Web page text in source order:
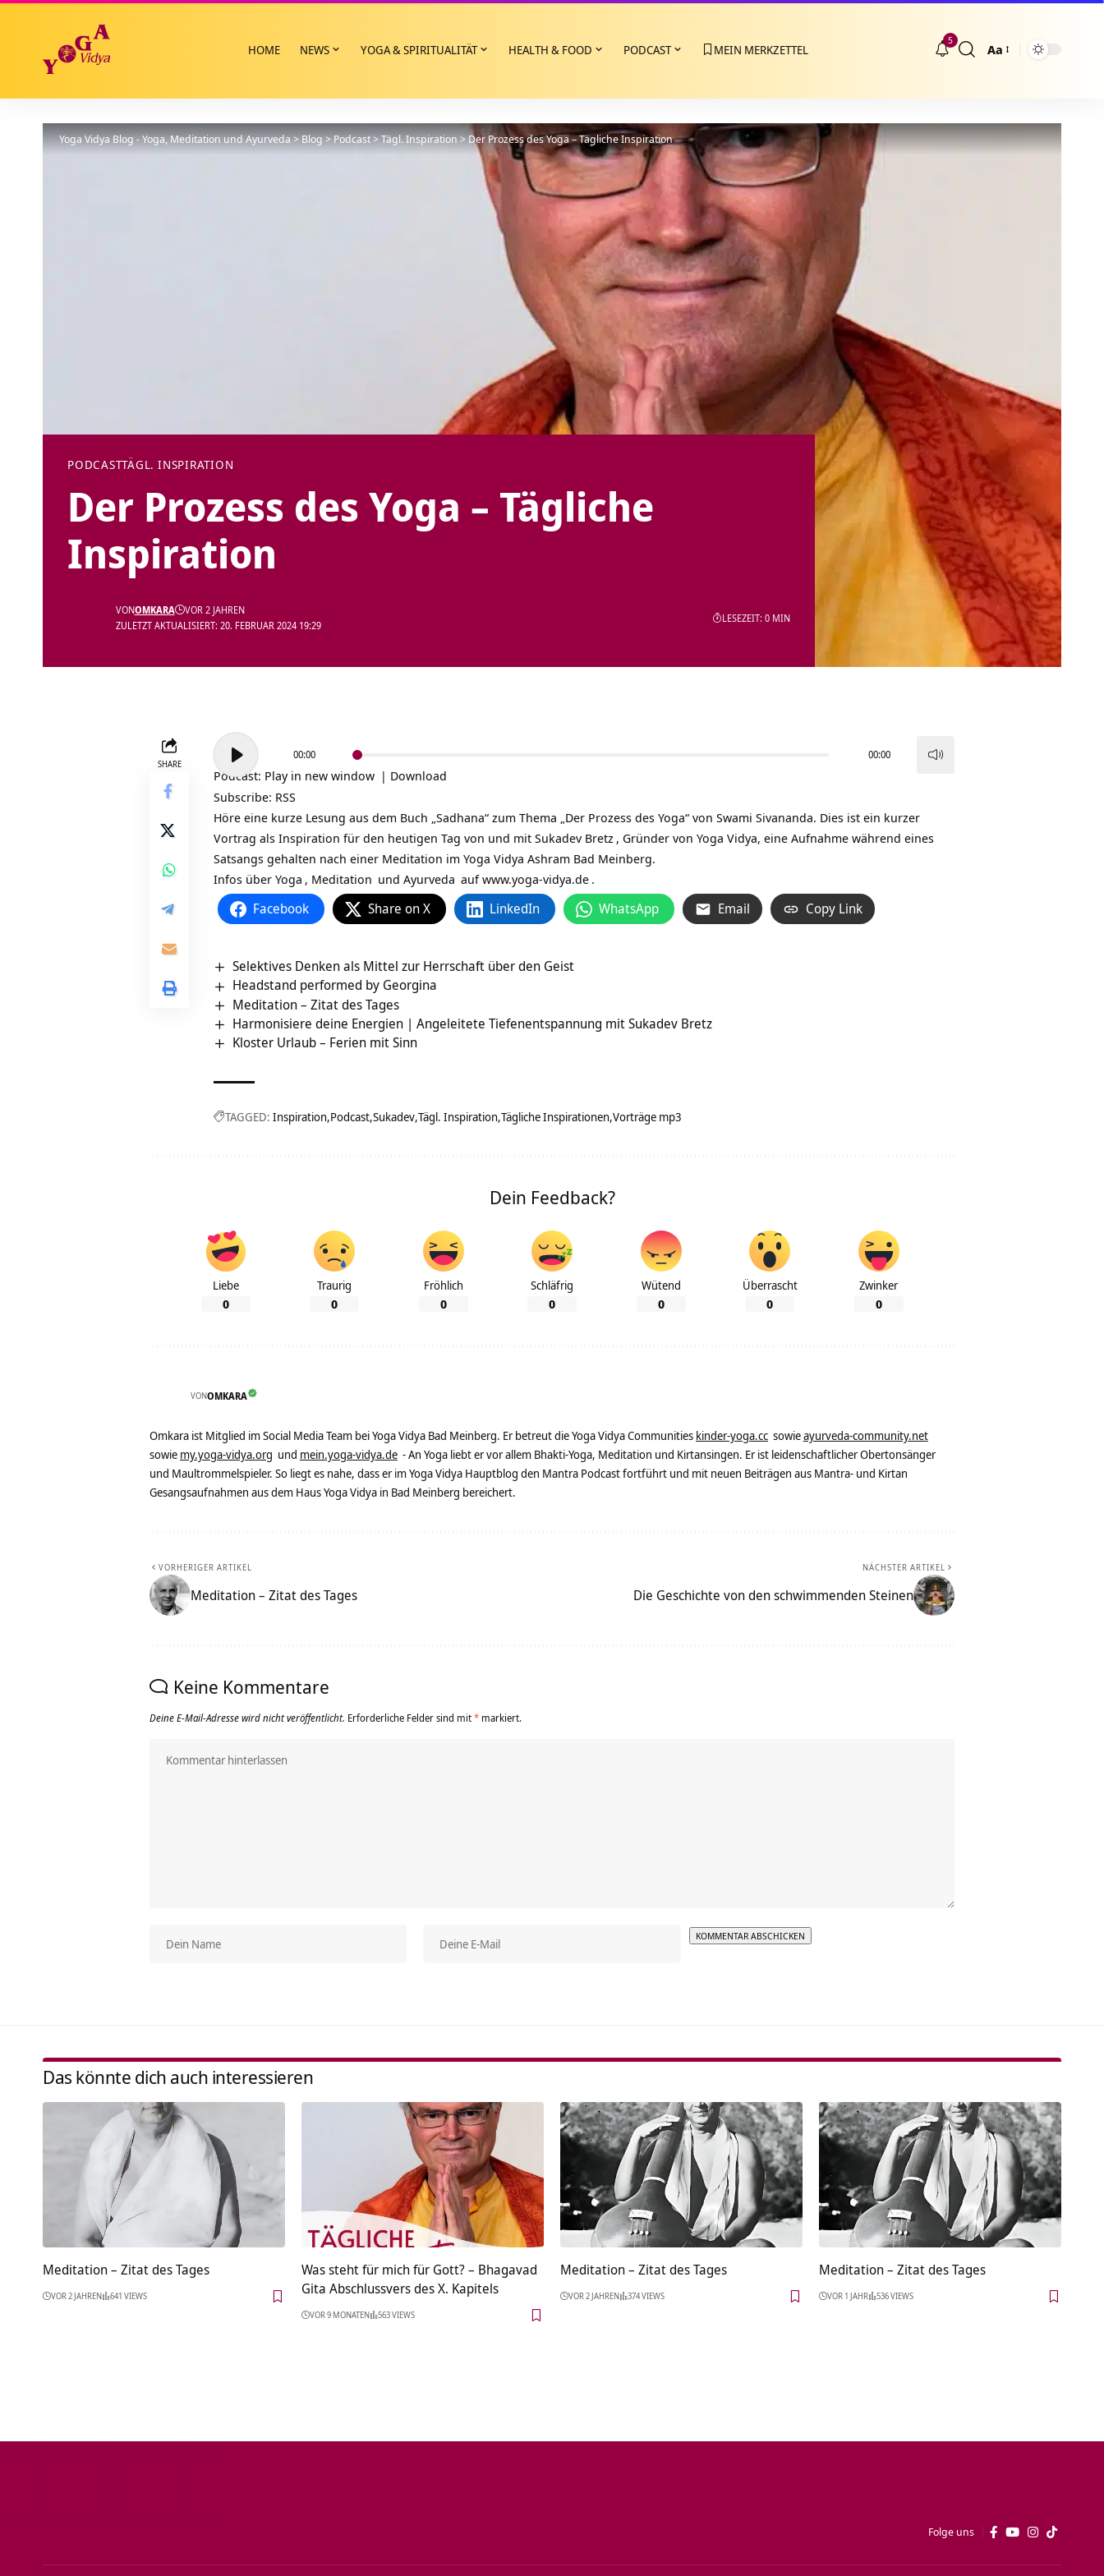
HOME NEWS YOGA & SPIRITUALITÄT HEALTH & FOOD PODCAST MEIN MERKZETTEL
5
Größenänderung
Aa
Yoga Vidya Blog - Yoga, Meditation und Ayurveda>Blog>Podcast>Tägl. Inspiration>Der Prozess des Yoga – Tägliche Inspiration
PODCASTTÄGL. INSPIRATION
Der Prozess des Yoga – Tägliche
Inspiration
ZULETZT AKTUALISIERT: 20. FEBRUAR 2024 19:29
VONOMKARA VOR 2 JAHREN
LESEZEIT: 0 MIN
SHARE
Audio-
Player
00:00 00:00
Podcast: Play in new window | Download
Subscribe: RSS
Höre eine kurze Lesung aus dem Buch „Sadhana“ zum Thema „Der Prozess des Yoga“ von Swami Sivananda. Dies ist ein kurzer
Vortrag als Inspiration für den heutigen Tag von und mit Sukadev Bretz , Gründer von Yoga Vidya, eine Aufnahme während eines
Satsangs gehalten nach einer Meditation im Yoga Vidya Ashram Bad Meinberg.
Infos über Yoga , Meditation und Ayurveda aufwww.yoga-vidya.de .
Facebook Share on X LinkedIn WhatsApp Email Copy Link
Selektives Denken als Mittel zur Herrschaft über den Geist
Headstand performed by Georgina
Meditation – Zitat des Tages
Harmonisiere deine Energien | Angeleitete Tiefenentspannung mit Sukadev Bretz
Kloster Urlaub – Ferien mit Sinn
TAGGED: Inspiration Podcast Sukadev Tägl. Inspiration Tägliche Inspirationen Vorträge mp3
Dein Feedback?
Liebe
0
Traurig
0
Fröhlich
0
Schläfrig
0
Wütend
0
Überrascht
0
Zwinker
0
VONOMKARA
Omkara ist Mitglied im Social Media Team bei Yoga Vidya Bad Meinberg. Er betreut die Yoga Vidya Communities kinder-yoga.cc sowieayurveda-community.net
sowie my.yoga-vidya.org und mein.yoga-vidya.de - An Yoga liebt er vor allem Bhakti-Yoga, Meditation und Kirtansingen. Er ist leidenschaftlicher Obertonsänger
und Maultrommelspieler. So liegt es nahe, dass er im Yoga Vidya Hauptblog den Mantra Podcast fortführt und mit neuen Beiträgen aus Mantra- und Kirtan
Gesangsaufnahmen aus dem Haus Yoga Vidya in Bad Meinberg bereichert.
VORHERIGER ARTIKEL
Meditation – Zitat des Tages
NÄCHSTER ARTIKEL
Die Geschichte von den schwimmenden Steinen
Keine Kommentare
Deine E-Mail-Adresse wird nicht veröffentlicht. Erforderliche Felder sind mit* markiert.
Das könnte dich auch interessieren
Meditation – Zitat des Tages
VOR 2 JAHREN 641 VIEWS
Was steht für mich für Gott? – Bhagavad
Gita Abschlussvers des X. Kapitels
VOR 9 MONATEN 563 VIEWS
Meditation – Zitat des Tages
VOR 2 JAHREN 374 VIEWS
Meditation – Zitat des Tages
VOR 1 JAHR 536 VIEWS
Folge uns